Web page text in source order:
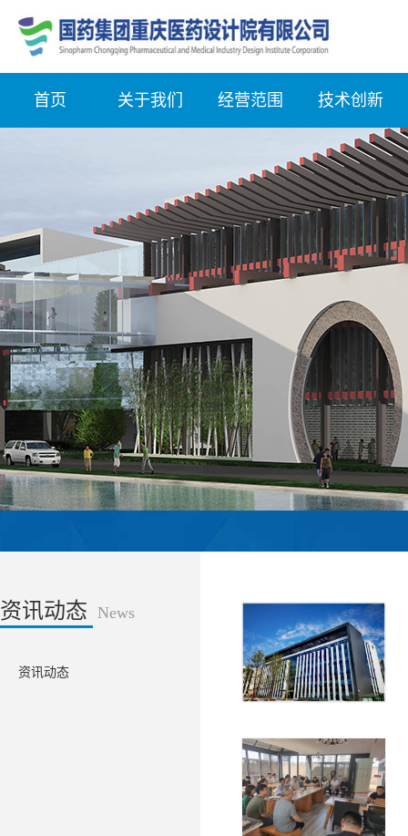
首页 关于我们 经营范围 技术创新
资讯动态 News
资讯动态